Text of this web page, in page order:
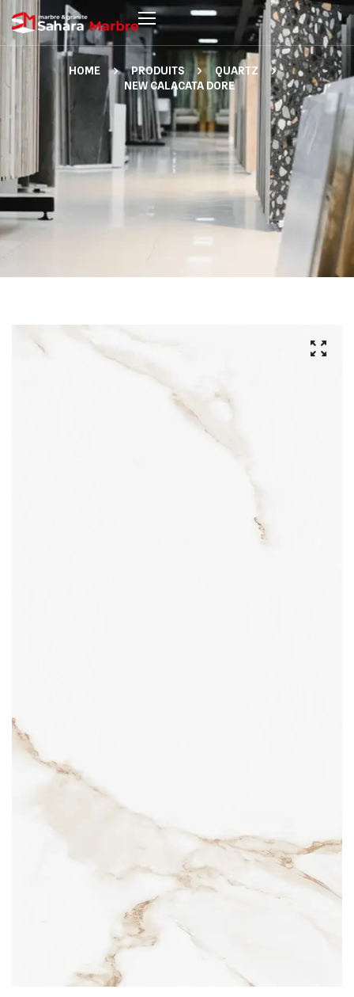
HOME PRODUITS
QUARTZ
NEW CALACATA DORE